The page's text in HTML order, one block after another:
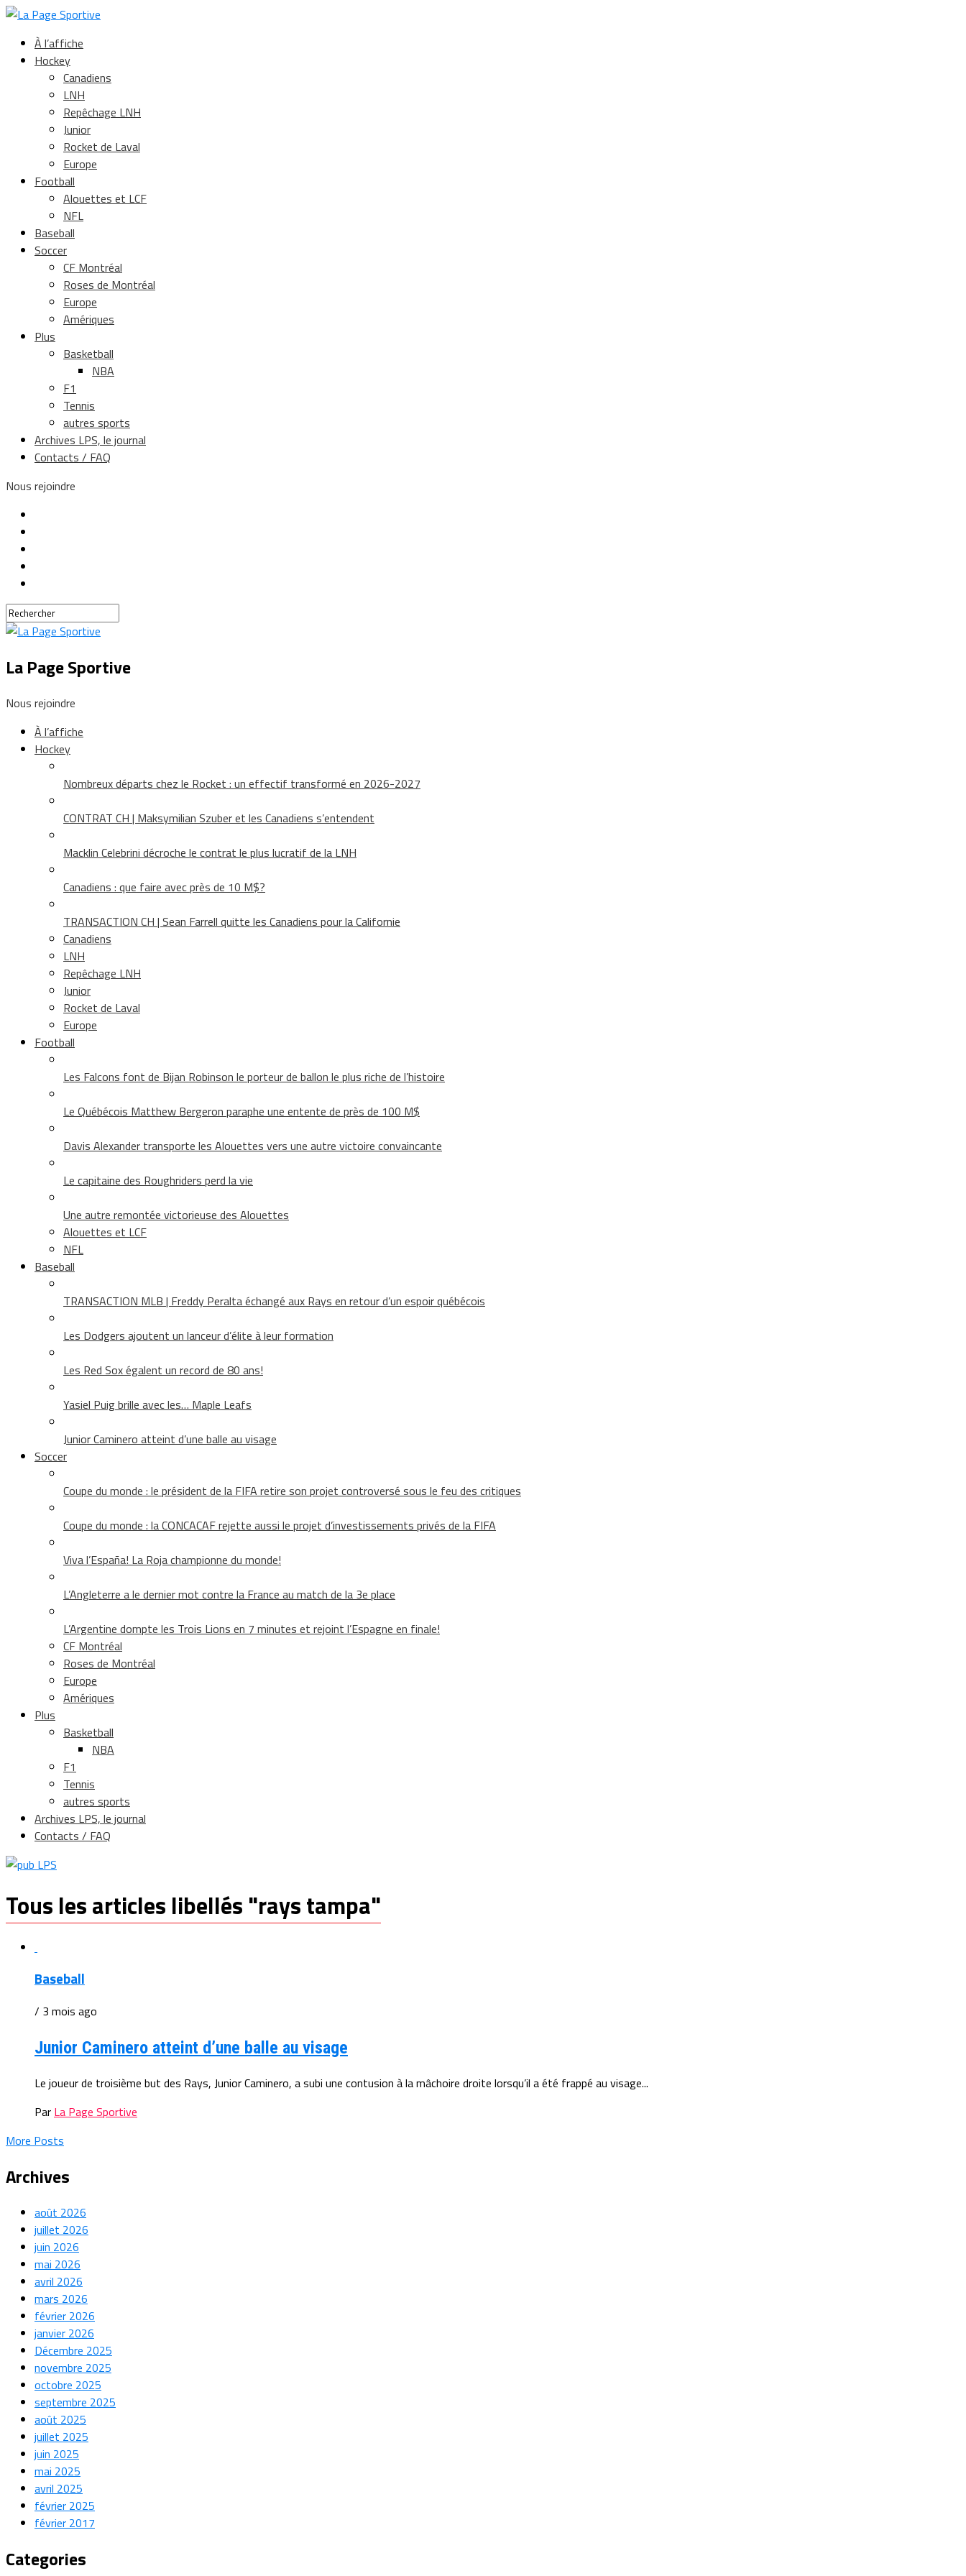
À l’affiche
Hockey
Canadiens
LNH
Repêchage LNH
Junior
Rocket de Laval
Europe
Football
Alouettes et LCF
NFL
Baseball
Soccer
CF Montréal
Roses de Montréal
Europe
Amériques
Plus
Basketball
NBA
F1
Tennis
autres sports
Archives LPS, le journal
Contacts / FAQ
Nous rejoindre
La Page Sportive
Nous rejoindre
À l’affiche
Hockey
Nombreux départs chez le Rocket : un effectif transformé en 2026-2027
CONTRAT CH | Maksymilian Szuber et les Canadiens s’entendent
Macklin Celebrini décroche le contrat le plus lucratif de la LNH
Canadiens : que faire avec près de 10 M$?
TRANSACTION CH | Sean Farrell quitte les Canadiens pour la Californie
Canadiens
LNH
Repêchage LNH
Junior
Rocket de Laval
Europe
Football
Les Falcons font de Bijan Robinson le porteur de ballon le plus riche de l’histoire
Le Québécois Matthew Bergeron paraphe une entente de près de 100 M$
Davis Alexander transporte les Alouettes vers une autre victoire convaincante
Le capitaine des Roughriders perd la vie
Une autre remontée victorieuse des Alouettes
Alouettes et LCF
NFL
Baseball
TRANSACTION MLB | Freddy Peralta échangé aux Rays en retour d’un espoir québécois
Les Dodgers ajoutent un lanceur d’élite à leur formation
Les Red Sox égalent un record de 80 ans!
Yasiel Puig brille avec les… Maple Leafs
Junior Caminero atteint d’une balle au visage
Soccer
Coupe du monde : le président de la FIFA retire son projet controversé sous le feu des critiques
Coupe du monde : la CONCACAF rejette aussi le projet d’investissements privés de la FIFA
Viva l’España! La Roja championne du monde!
L’Angleterre a le dernier mot contre la France au match de la 3e place
L’Argentine dompte les Trois Lions en 7 minutes et rejoint l’Espagne en finale!
CF Montréal
Roses de Montréal
Europe
Amériques
Plus
Basketball
NBA
F1
Tennis
autres sports
Archives LPS, le journal
Contacts / FAQ
Tous les articles libellés "rays tampa"
Baseball
/ 3 mois ago
Junior Caminero atteint d’une balle au visage
Le joueur de troisième but des Rays, Junior Caminero, a subi une contusion à la mâchoire droite lorsqu’il a été frappé au visage...
Par La Page Sportive
More Posts
Archives
août 2026
juillet 2026
juin 2026
mai 2026
avril 2026
mars 2026
février 2026
janvier 2026
Décembre 2025
novembre 2025
octobre 2025
septembre 2025
août 2025
juillet 2025
juin 2025
mai 2025
avril 2025
février 2025
février 2017
Categories